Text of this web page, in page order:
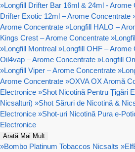
»Longfill Drifter Bar 16ml & 24ml - Arome
Drifter Exotic 12ml – Arome Concentrate
Arome Concentrate »Longfill HALO –
Kings Crest – Arome Concentrate »
»Longfill Montreal »Longfill OHF – Arome
Oil4vap – Arome Concentrate »Longfill
»Longfill Viper – Arome Concentrate »
Arome Concentrate »OXVA OX Aromă
Electronice »Shot Nicotină Pentru Țigări
Nicsalturi) »Shot Săruri de Nicotină &
Electronice »Shot-uri Nicotină Pura e-
Electronice
Arată Mai Mult
»Bombo Platinum Tobaccos Nicsalts »